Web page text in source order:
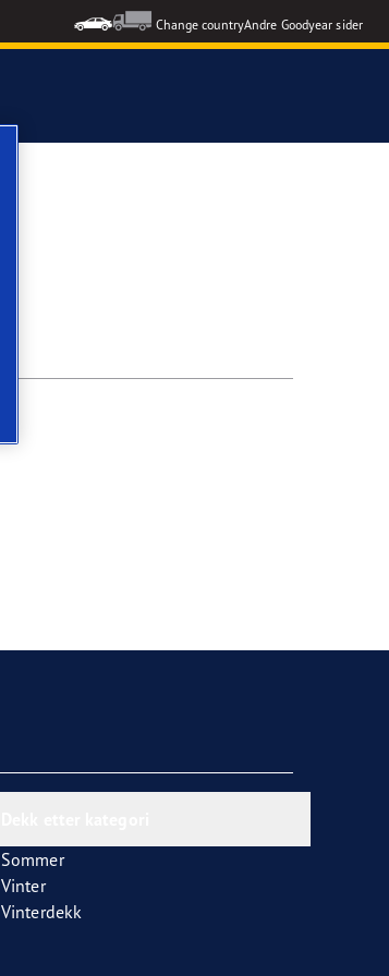
Change countryAndre Goodyear sider
Sommer
Vinter
Vinterdekk